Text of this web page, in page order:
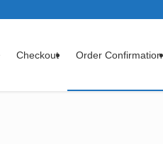
Checkout Order Confirmation